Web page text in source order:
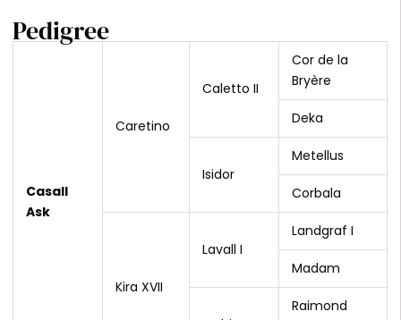
Pedigree
Casall
Ask
Caretino
Caletto II
Cor de la
Bryère
Deka
Isidor
Metellus
Corbala
Kira XVII
Lavall I
Landgraf I
Madam
Raimond